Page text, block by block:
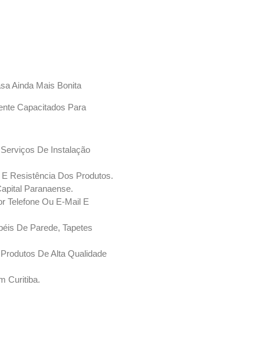
Ainda Mais Bonita
Capacitados Para
De Instalação
Resistência Dos Produtos.
Paranaense.
Telefone Ou E-Mail E
De Parede, Tapetes
De Alta Qualidade
Curitiba.